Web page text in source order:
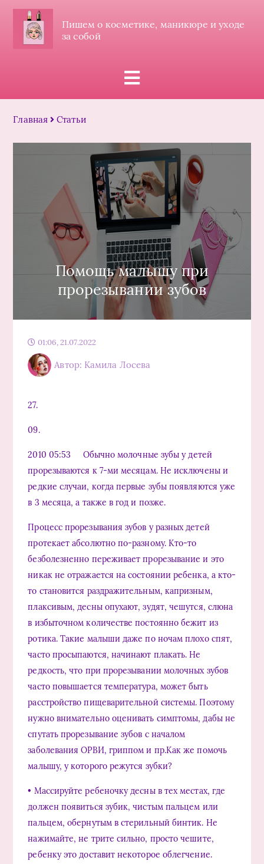
Пишем о косметике, маникюре и уходе
за собой
Главная Статьи
Помощь малышу при
прорезывании зубов
01:06, 21.07.2022
Автор: Камила Лосева
27.
09.
2010 05:53 Обычно молочные зубы у детей
прорезываются к 7-ми месяцам. Не исключены и
редкие случаи, когда первые зубы появляются уже
в 3 месяца, а также в год и позже.
Процесс прорезывания зубов у разных детей
протекает абсолютно по-разному. Кто-то
безболезненно переживает прорезывание и это
никак не отражается на состоянии ребенка, а кто-
то становится раздражительным, капризным,
плаксивым, десны опухают, зудят, чешутся, слюна
в избыточном количестве постоянно бежит из
ротика. Такие малыши даже по ночам плохо спят,
часто просыпаются, начинают плакать. Не
редкость, что при прорезывании молочных зубов
часто повышается температура, может быть
расстройство пищеварительной системы. Поэтому
нужно внимательно оценивать симптомы, дабы не
спутать прорезывание зубов с началом
заболевания ОРВИ, гриппом и пр.Как же помочь
малышу, у которого режутся зубки?
• Массируйте ребеночку десны в тех местах, где
должен появиться зубик, чистым пальцем или
пальцем, обернутым в стерильный бинтик. Не
нажимайте, не трите сильно, просто чешите,
ребенку это доставит некоторое облегчение.